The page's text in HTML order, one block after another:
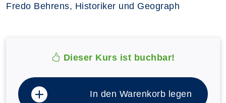
Fredo Behrens, Historiker und Geograph
Dieser Kurs ist buchbar!
In den Warenkorb legen